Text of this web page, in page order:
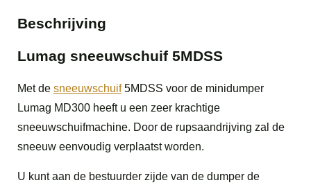
Beschrijving
Lumag sneeuwschuif 5MDSS
Met de sneeuwschuif5MDSS voor de minidumper
Lumag MD300 heeft u een zeer krachtige
sneeuwschuifmachine. Door de rupsaandrijving zal de
sneeuw eenvoudig verplaatst worden.
U kunt aan de bestuurder zijde van de dumper de